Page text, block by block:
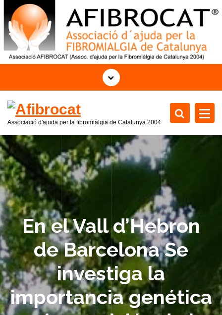
r
t
e
n
i
d
Associació d'ajuda per la fibromiàlgia de Catalunya 2004
En el Vall d’Hebron
de Barcelona Se
investiga la
importancia genética